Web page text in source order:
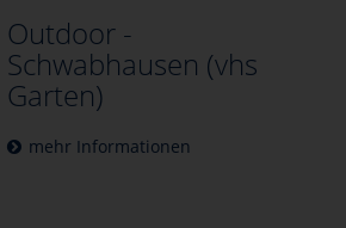
Outdoor -
Schwabhausen (vhs
Garten)
mehr Informationen